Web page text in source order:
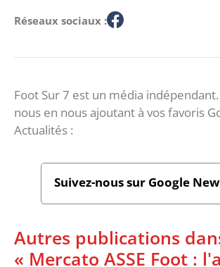
Réseaux sociaux :
Foot Sur 7 est un média
nous en nous ajoutant à vos favoris
Actualités :
Suivez-nous sur Google
Autres publications
« Mercato ASSE Foot :